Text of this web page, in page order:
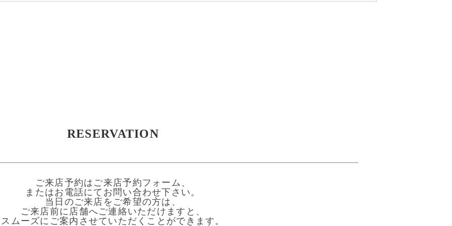
RESERVATION
ご来店予約はご来店予約フォーム、
またはお電話にてお問い合わせ下さい。
当日のご来店をご希望の方は、
ご来店前に店舗へご連絡いただけますと、
スムーズにご案内させていただくことができます。